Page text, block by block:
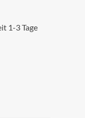
1-3 Tage